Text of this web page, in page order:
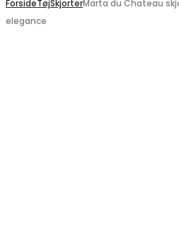
ForsideTøjSkjorterMarta du Chateau
elegance